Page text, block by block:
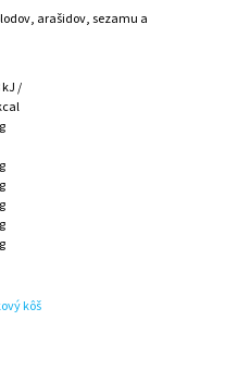
arašidov, sezamu a
kJ /
kôš